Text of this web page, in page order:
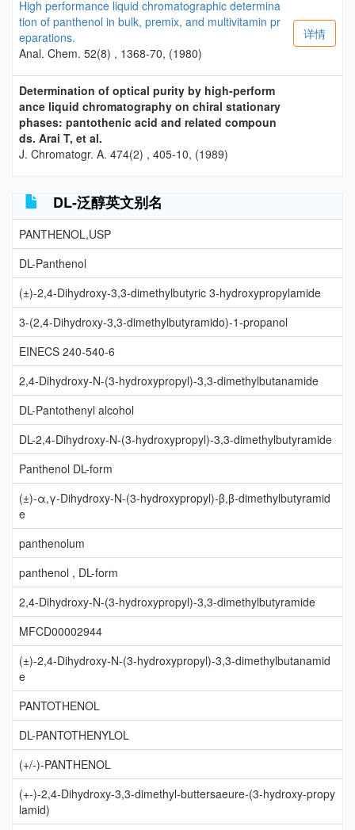
High performance liquid chromatographic determina
tion of panthenol in bulk, premix, and multivitamin pr
eparations.
Anal. Chem. 52(8) , 1368-70, (1980)
详情
Determination of optical purity by high-perform
ance liquid chromatography on chiral stationary
phases: pantothenic acid and related compoun
ds. Arai T, et al.
J. Chromatogr. A. 474(2) , 405-10, (1989)
DL-泛醇英文别名
PANTHENOL,USP
DL-Panthenol
(±)-2,4-Dihydroxy-3,3-dimethylbutyric 3-hydroxypropylamide
3-(2,4-Dihydroxy-3,3-dimethylbutyramido)-1-propanol
EINECS 240-540-6
2,4-Dihydroxy-N-(3-hydroxypropyl)-3,3-dimethylbutanamide
DL-Pantothenyl alcohol
DL-2,4-Dihydroxy-N-(3-hydroxypropyl)-3,3-dimethylbutyramide
Panthenol DL-form
(±)-α,γ-Dihydroxy-N-(3-hydroxypropyl)-β,β-dimethylbutyramid
e
panthenolum
panthenol , DL-form
2,4-Dihydroxy-N-(3-hydroxypropyl)-3,3-dimethylbutyramide
MFCD00002944
(±)-2,4-Dihydroxy-N-(3-hydroxypropyl)-3,3-dimethylbutanamid
e
PANTOTHENOL
DL-PANTOTHENYLOL
(+/-)-PANTHENOL
(+-)-2,4-Dihydroxy-3,3-dimethyl-buttersaeure-(3-hydroxy-propy
lamid)